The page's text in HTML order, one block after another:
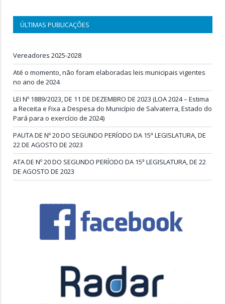
ÚLTIMAS PUBLICAÇÕES
Vereadores 2025-2028
Até o momento, não foram elaboradas leis municipais vigentes
no ano de 2024
LEI Nº 1889/2023, DE 11 DE DEZEMBRO DE 2023 (LOA 2024 – Estima
a Receita e Fixa a Despesa do Município de Salvaterra, Estado do
Pará para o exercício de 2024)
PAUTA DE Nº 20 DO SEGUNDO PERÍODO DA 15ª LEGISLATURA, DE
22 DE AGOSTO DE 2023
ATA DE Nº 20 DO SEGUNDO PERÍODO DA 15ª LEGISLATURA, DE 22
DE AGOSTO DE 2023